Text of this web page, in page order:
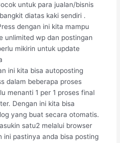
untuk para jualan/bisnis
diatas kaki sendiri .
dengan ini kita mampu
unlimited wp dan postingan
mikirin untuk update
ini kita bisa autoposting
dalam beberapa proses
menanti 1 per 1 proses final
Dengan ini kita bisa
yang buat secara otomatis.
satu2 melalui browser
ini pastinya anda bisa posting